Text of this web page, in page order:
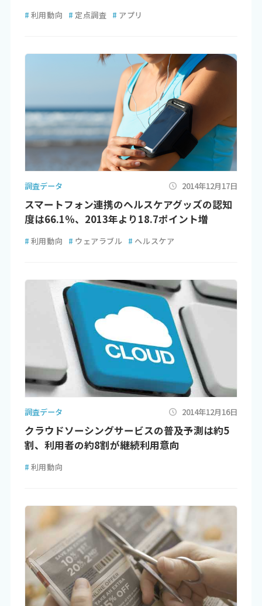
# 利用動向 # 定点調査 # アプリ
調査データ 2014年12月17日
スマートフォン連携のヘルスケアグッズの認知
度は66.1％、2013年より18.7ポイント増
# 利用動向 # ウェアラブル # ヘルスケア
調査データ 2014年12月16日
クラウドソーシングサービスの普及予測は約5
割、利用者の約8割が継続利用意向
# 利用動向